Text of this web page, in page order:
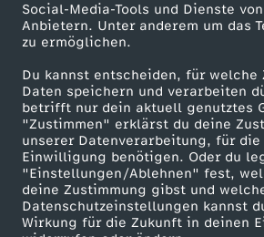
Social-Media-Tools und Dienste
Anbietern. Unter anderem um das
zu ermöglichen.
Du kannst entscheiden, für welche
Daten speichern und verarbeiten
betrifft nur dein aktuell genutztes
"Zustimmen" erklärst du deine
unserer Datenverarbeitung, für die
Einwilligung benötigen. Oder du
"Einstellungen/Ablehnen" fest,
deine Zustimmung gibst und
Datenschutzeinstellungen kannst
Wirkung für die Zukunft in deinen
r
e
r
:
S
Karriere
ZDF goes Schule
Werbefernsehen
Mainzelmännchen